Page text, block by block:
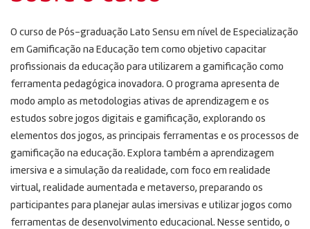
O curso de Pós-graduação Lato Sensu em nível de Especialização
em Gamificação na Educação tem como objetivo capacitar
profissionais da educação para utilizarem a gamificação como
ferramenta pedagógica inovadora. O programa apresenta de
modo amplo as metodologias ativas de aprendizagem e os
estudos sobre jogos digitais e gamificação, explorando os
elementos dos jogos, as principais ferramentas e os processos de
gamificação na educação. Explora também a aprendizagem
imersiva e a simulação da realidade, com foco em realidade
virtual, realidade aumentada e metaverso, preparando os
participantes para planejar aulas imersivas e utilizar jogos como
ferramentas de desenvolvimento educacional. Nesse sentido, o